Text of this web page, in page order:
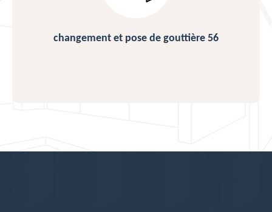
changement et pose de gouttière 56